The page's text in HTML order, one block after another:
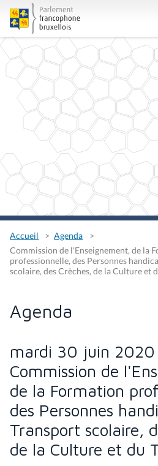
Accueil
Agenda
Commission de l'Enseignement, de la
professionnelle, des Personnes
scolaire, des Crèches, de la Culture et
Agenda
mardi 30 juin
Commission de
de la Formation
des Personnes
Transport scolaire,
de la Culture et du